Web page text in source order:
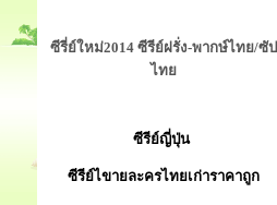
ซีรี่ย์ใหม่2014 ซีรีย์ฝรั่ง-พากษ์ไทย/ซัป
ไทย
ซีรีย์ญี่ปุ่น
ซีรีย์ไขายละครไทยเก่าราคาถูก